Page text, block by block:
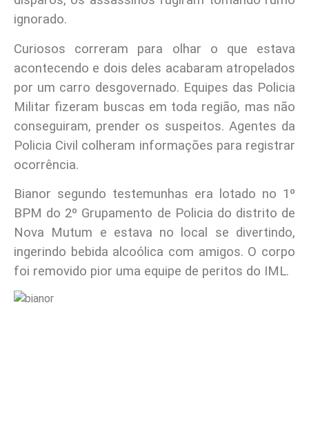
ignorado.
Curiosos correram para olhar o que estava
acontecendo e dois deles acabaram atropelados
por um carro desgovernado. Equipes das Policia
Militar fizeram buscas em toda região, mas não
conseguiram, prender os suspeitos. Agentes da
Policia Civil colheram informações para registrar
ocorrência.
Bianor segundo testemunhas era lotado no 1º
BPM do 2º Grupamento de Policia do distrito de
Nova Mutum e estava no local se divertindo,
ingerindo bebida alcoólica com amigos. O corpo
foi removido pior uma equipe de peritos do IML.